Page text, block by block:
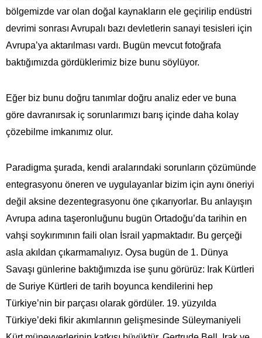
bölgemizde var olan doğal kaynakların ele geçirilip endüstri
devrimi sonrası Avrupalı bazı devletlerin sanayi tesisleri için
Avrupa’ya aktarılması vardı. Bugün mevcut fotoğrafa
baktığımızda gördüklerimiz bize bunu söylüyor.
Eğer biz bunu doğru tanımlar doğru analiz eder ve buna
göre davranırsak iç sorunlarımızı barış içinde daha kolay
çözebilme imkanımız olur.
Paradigma şurada, kendi aralarındaki sorunların çözümünde
entegrasyonu öneren ve uygulayanlar bizim için aynı öneriyi
değil aksine dezentegrasyonu öne çıkarıyorlar. Bu anlayışın
Avrupa adına taşeronluğunu bugün Ortadoğu’da tarihin en
vahşi soykırımının faili olan İsrail yapmaktadır. Bu gerçeği
asla akıldan çıkarmamalıyız. Oysa bugün de 1. Dünya
Savaşı günlerine baktığımızda ise şunu görürüz: Irak Kürtleri
de Suriye Kürtleri de tarih boyunca kendilerini hep
Türkiye’nin bir parçası olarak gördüler. 19.⁠ ⁠yüzyılda
Türkiye’deki fikir akımlarının gelişmesinde Süleymaniyeli